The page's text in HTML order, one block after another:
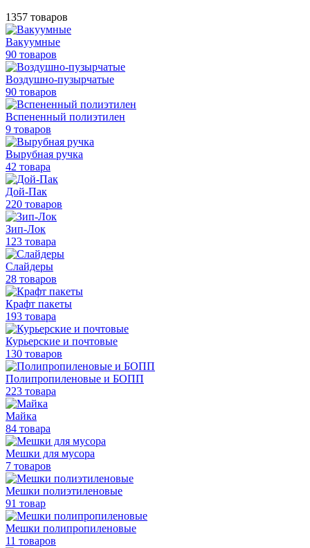
1357 товаров
Вакуумные
90 товаров
Воздушно-пузырчатые
90 товаров
Вспененный полиэтилен
9 товаров
Вырубная ручка
42 товара
Дой-Пак
220 товаров
Зип-Лок
123 товара
Слайдеры
28 товаров
Крафт пакеты
193 товара
Курьерские и почтовые
130 товаров
Полипропиленовые и БОПП
223 товара
Майка
84 товара
Мешки для мусора
7 товаров
Мешки полиэтиленовые
91 товар
Мешки полипропиленовые
11 товаров